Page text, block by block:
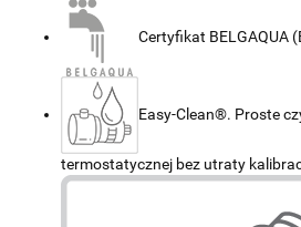
Certyfikat BELGAQUA
Easy-Clean®. Proste
termostatycznej bez utraty